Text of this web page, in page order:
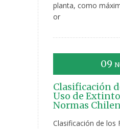
planta, como
or
09
Clasificación
Uso de
Normas
Clasificación de los